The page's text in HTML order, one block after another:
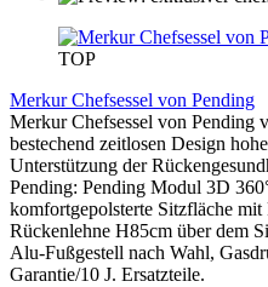
TOP
Merkur Chefsessel von Pending
Merkur Chefsessel von Pending
bestechend zeitlosen Design
Unterstützung der
Pending: Pending Modul 3D
komfortgepolsterte Sitzfläche
Rückenlehne H85cm über dem
Alu-Fußgestell nach Wahl,
Garantie/10 J. Ersatzteile.